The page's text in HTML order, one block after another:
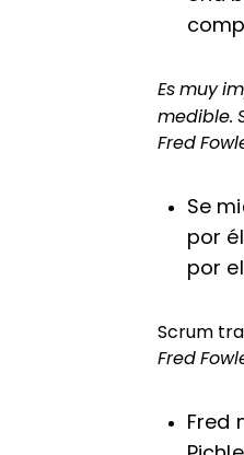
Es muy
medible.
Fred
Se
por
por
Scrum
Fred
Fred